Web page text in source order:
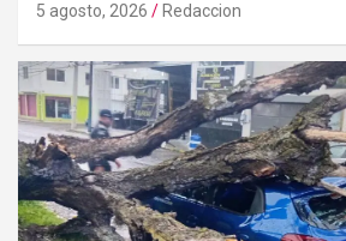
5 agosto, 2026 Redaccion